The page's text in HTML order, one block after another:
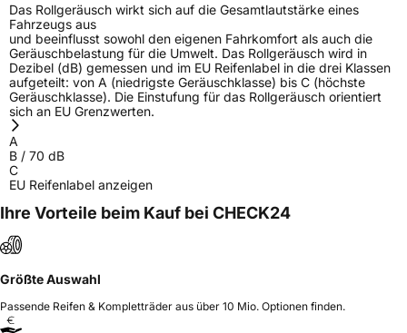
Das Rollgeräusch wirkt sich auf die Gesamtlautstärke eines
Fahrzeugs aus
und beeinflusst sowohl den eigenen Fahrkomfort als auch die
Geräuschbelastung für die Umwelt. Das Rollgeräusch wird in
Dezibel (dB) gemessen und im EU Reifenlabel in die drei Klassen
aufgeteilt: von A (niedrigste Geräuschklasse) bis C (höchste
Geräuschklasse). Die Einstufung für das Rollgeräusch orientiert
sich an EU Grenzwerten.
A
B / 70 dB
C
EU Reifenlabel anzeigen
Ihre Vorteile beim Kauf bei CHECK24
Größte Auswahl
Passende Reifen & Kompletträder aus über 10 Mio. Optionen finden.